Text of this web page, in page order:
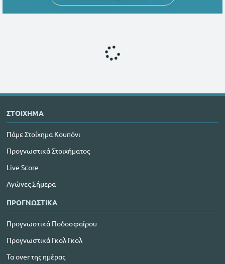
ΣΤΟΙΧΗΜΑ
Πάμε Στοίχημα Κουπόνι
Προγνωστικά Στοιχήματος
Live Score
Αγώνες Σήμερα
ΠΡΟΓΝΩΣΤΙΚΑ
Προγνωστικά Ποδοσφαίρου
Προγνωστικά Γκολ Γκολ
Τα over της ημέρας